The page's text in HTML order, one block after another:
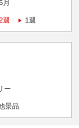
月
2週 1週
ー
景品